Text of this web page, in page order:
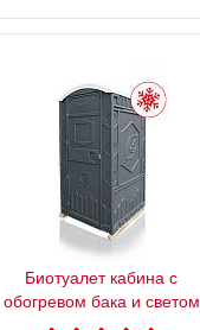
Биотуалет кабина с
обогревом бака и светом